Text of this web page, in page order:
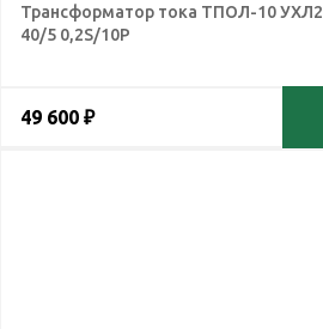
Трансформатор тока ТПОЛ-10 УХЛ2
40/5 0,2S/10Р
49 600 ₽